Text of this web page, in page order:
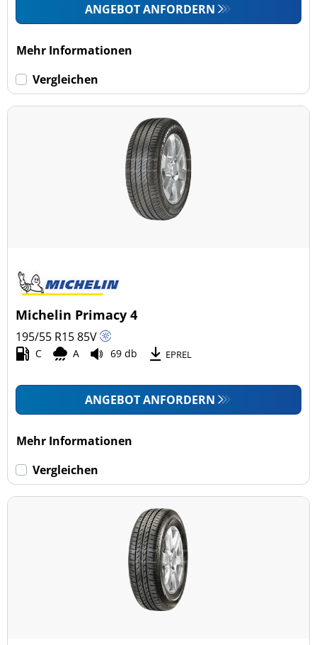
ANGEBOT ANFORDERN
Mehr Informationen
Vergleichen
Michelin Primacy 4
195/55 R1585V
C A 69 db EPREL
ANGEBOT ANFORDERN
Mehr Informationen
Vergleichen